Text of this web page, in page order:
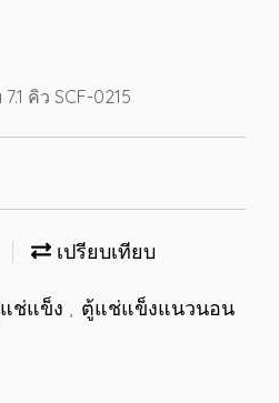
คิว SCF-0215
เปรียบเทียบ
ช่แข็ง , ตู้แช่แข็งแนวนอน